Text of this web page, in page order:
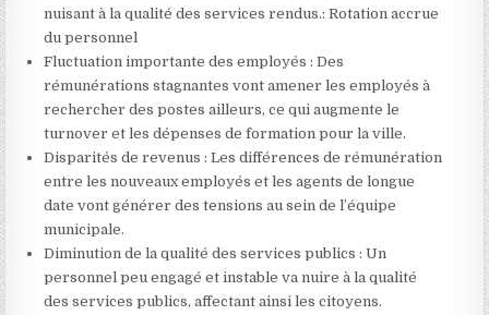
nuisant à la qualité des services rendus.: Rotation accrue
du personnel
Fluctuation importante des employés : Des
rémunérations stagnantes vont amener les employés à
rechercher des postes ailleurs, ce qui augmente le
turnover et les dépenses de formation pour la ville.
Disparités de revenus : Les différences de rémunération
entre les nouveaux employés et les agents de longue
date vont générer des tensions au sein de l’équipe
municipale.
Diminution de la qualité des services publics : Un
personnel peu engagé et instable va nuire à la qualité
des services publics, affectant ainsi les citoyens.